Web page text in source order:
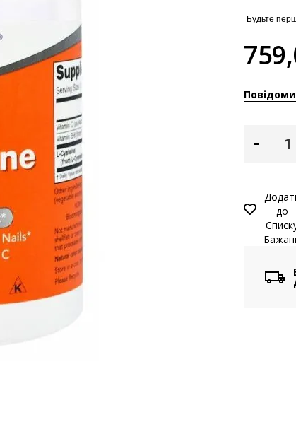
Будьте
до